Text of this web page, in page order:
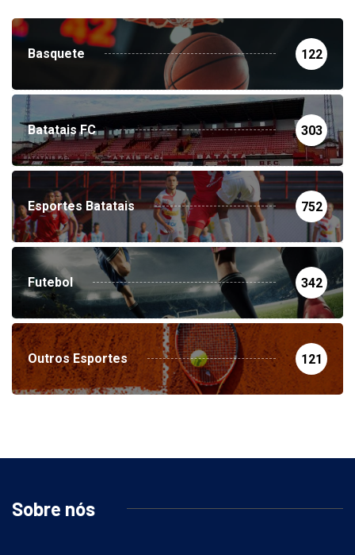
Basquete 122
Batatais FC 303
Esportes Batatais 752
Futebol 342
Outros Esportes 121
Sobre nós